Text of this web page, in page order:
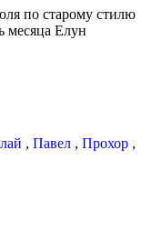
по старому стилю
месяца Елун
, Павел , Прохор ,